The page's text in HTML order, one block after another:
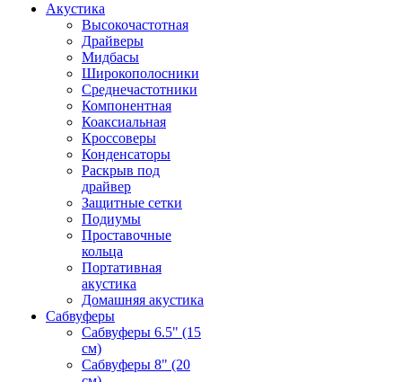
Акустика
Высокочастотная
Драйверы
Мидбасы
Широкополосники
Среднечастотники
Компонентная
Коаксиальная
Кроссоверы
Конденсаторы
Раскрыв под
драйвер
Защитные сетки
Подиумы
Проставочные
кольца
Портативная
акустика
Домашняя акустика
Сабвуферы
Сабвуферы 6.5" (15
см)
Сабвуферы 8" (20